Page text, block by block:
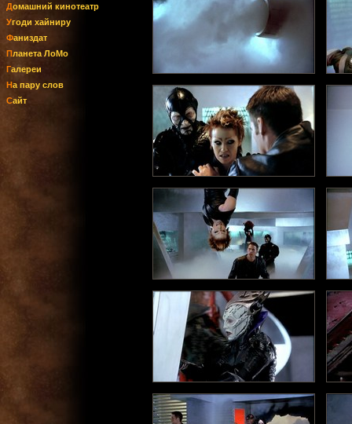
Домашний кинотеатр
Угоди хайниру
Фаниздат
Планета ЛоМо
Галереи
На пару слов
Сайт